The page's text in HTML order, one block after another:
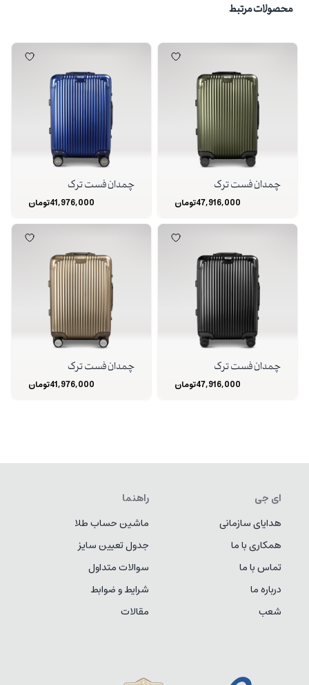
محصولات مرتبط
چمدان فست ترک
47,916,000تومان
چمدان فست ترک
41,976,000تومان
چمدان فست ترک
47,916,000تومان
چمدان فست ترک
41,976,000تومان
ای جی
هدایای سازمانی
همکاری با ما
تماس با ما
درباره ما
شعب
راهنما
ماشین حساب طلا
جدول تعیین سایز
سوالات متداول
شرایط و ضوابط
مقالات